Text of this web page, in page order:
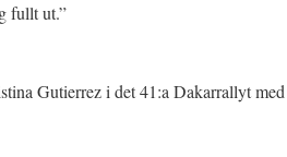
fullt ut.”
Gutierrez i det 41:a Dakarrallyt